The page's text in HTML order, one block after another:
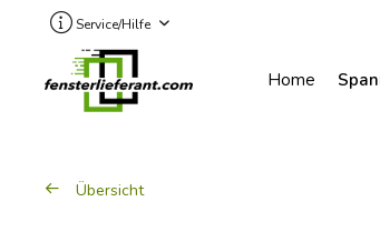
Service/Hilfe
Home
Übersicht